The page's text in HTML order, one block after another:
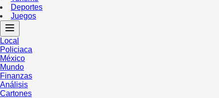
Deportes
Juegos
Local
Policiaca
México
Mundo
Finanzas
Análisis
Cartones